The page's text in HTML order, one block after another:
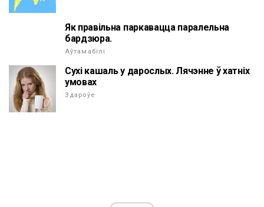
Як правільна паркавацца паралельна
бардзюра.
Аўтамабілі
Сухі кашаль у дарослых. Лячэнне ў хатніх
умовах
Здароўе